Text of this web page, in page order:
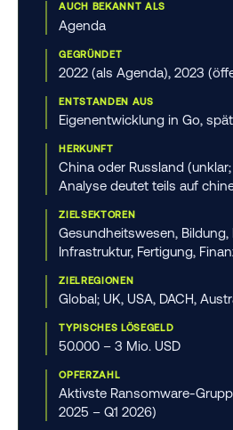
AUCH BEKANNT ALS
Agenda
GEGRÜNDET
2022 (als Agenda), 2023
ENTSTANDEN AUS
Eigenentwicklung in Go,
HERKUNFT
China oder Russland
Analyse deutet teils auf
ZIELSEKTOREN
Gesundheitswesen,
Infrastruktur, Fertigung,
ZIELREGIONEN
Global; UK, USA, DACH,
TYPISCHES LÖSEGELD
50.000 – 3 Mio. USD
OPFERZAHL
Aktivste Ransomware-
2025 – Q1 2026)